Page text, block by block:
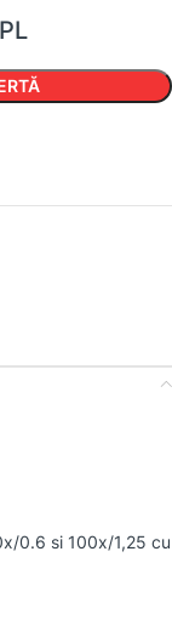
0.6 si 100x/1,25 cu